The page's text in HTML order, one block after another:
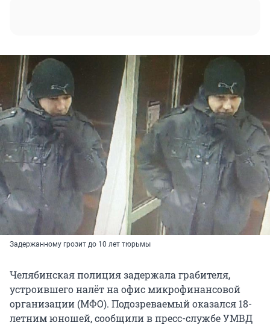
Задержанному грозит до 10 лет тюрьмы
Челябинская полиция задержала грабителя,
устроившего налёт на офис микрофинансовой
организации (МФО). Подозреваемый оказался 18-
летним юношей, сообщили в пресс-службе УМВД